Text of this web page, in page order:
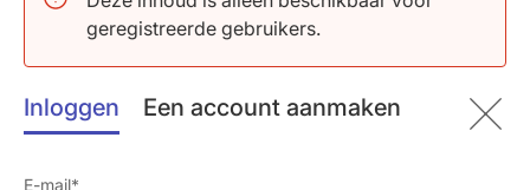
geregistreerde gebruikers.
Inloggen Een account aanmaken
gezien in het aantal directe herinneringen in
laagste vs. middelste vs. hoogste LDL-c
variabiliteits-tertiel voor placebo (9.60, 9.38, 9.36,
P trend = 0.002) en pravastatine (9.38, 9.36, 9.08,
P trend = 0.006); aantal vertraagde herinneringen
pravastatine: 10.14, 10.00, 9.46, P trend < 0.001);